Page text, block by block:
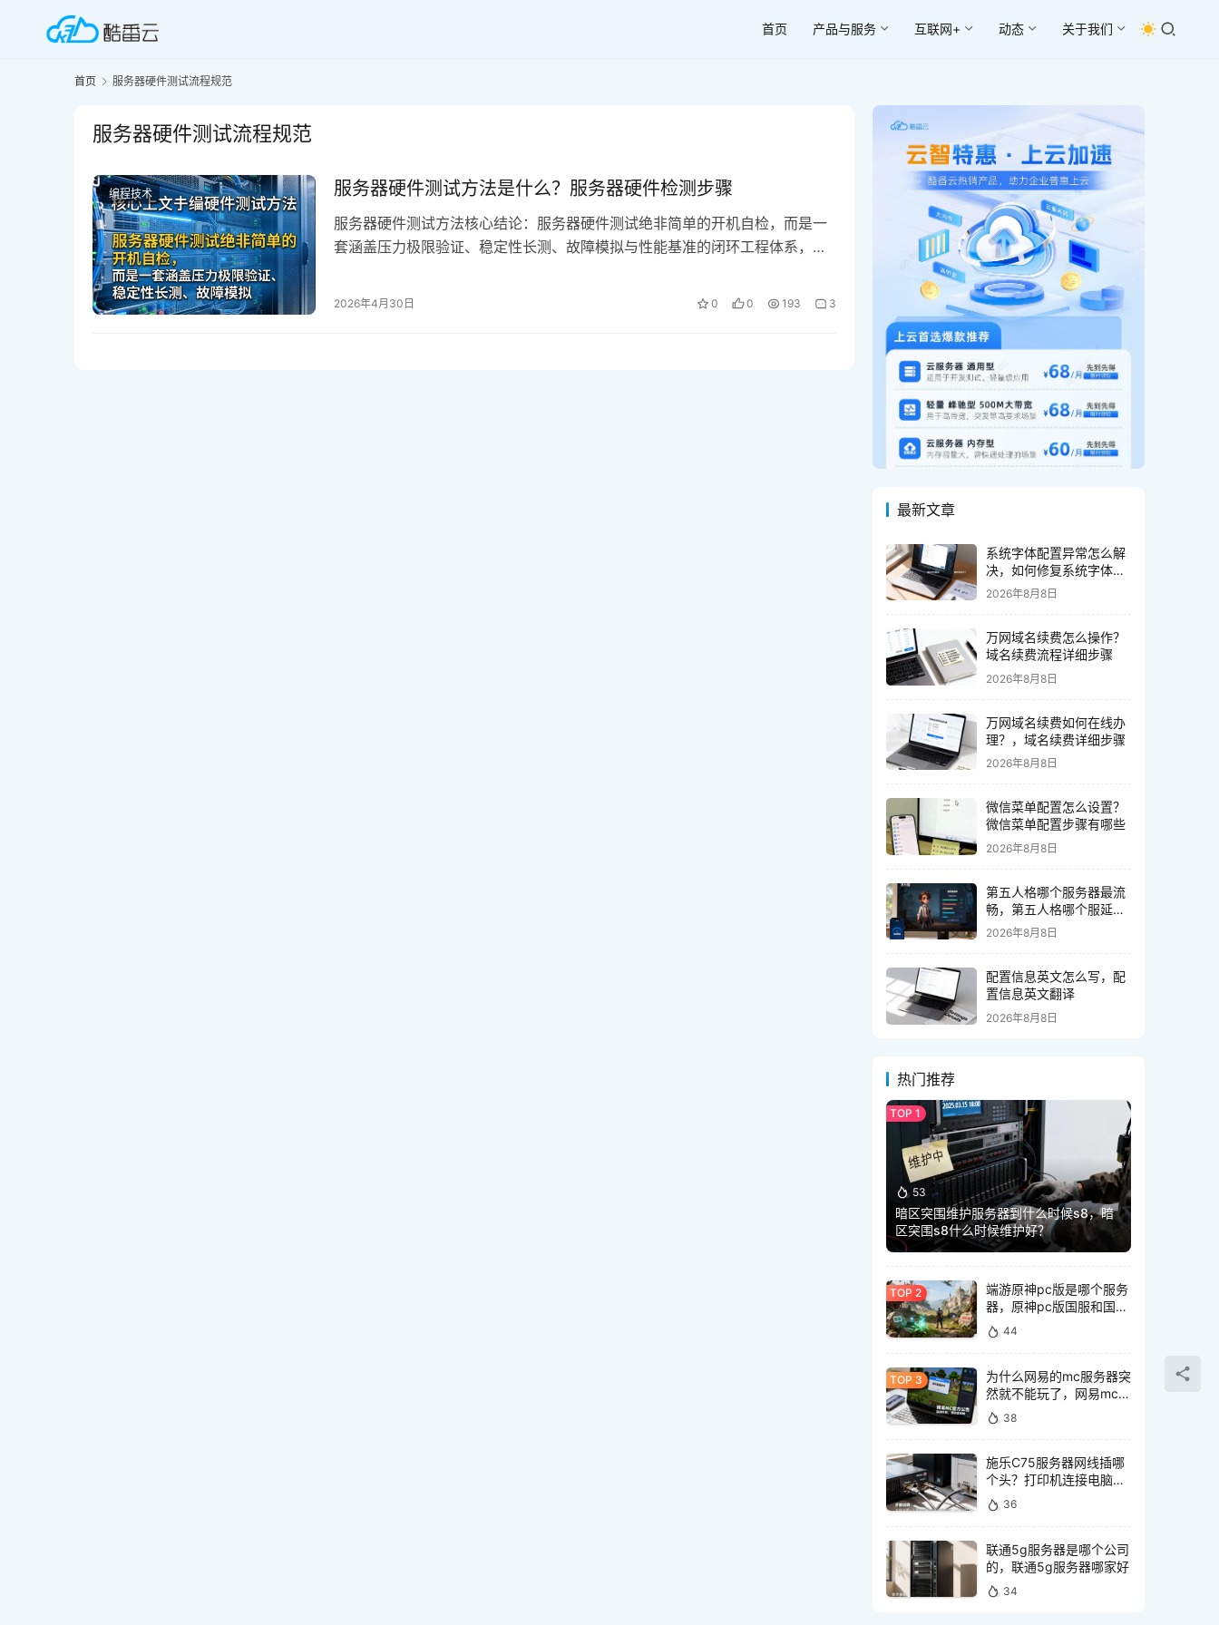
首页 产品与服务 互联网+ 动态 关于我们
首页 服务器硬件测试流程规范
服务器硬件测试流程规范
编程技术 服务器硬件测试方法是什么？服务器硬件检测步骤
服务器硬件测试方法核心结论：服务器硬件测试绝非简单的开机自检，而是一
套涵盖压力极限验证、稳定性长测、故障模拟与性能基准的闭环工程体系，唯
场景下的999% 可用性，对于企业而言，提前识别硬件隐性缺陷是降低运维风
2026年4月30日 0 0 193 3
最新文章
系统字体配置异常怎么解
决，如何修复系统字体配
置异常
2026年8月8日
万网域名续费怎么操作？
域名续费流程详细步骤
2026年8月8日
万网域名续费如何在线办
理？，域名续费详细步骤
2026年8月8日
微信菜单配置怎么设置？
微信菜单配置步骤有哪些
2026年8月8日
第五人格哪个服务器最流
畅，第五人格哪个服延迟
低不卡顿？
2026年8月8日
配置信息英文怎么写，配
置信息英文翻译
2026年8月8日
热门推荐
53
暗区突围维护服务器到什么时候s8，暗
区突围s8什么时候维护好？
端游原神pc版是哪个服务
器，原神pc版国服和国际
服有什么区别
44
为什么网易的mc服务器突
然就不能玩了，网易mc服
务器突然不能玩怎么回事
38
施乐C75服务器网线插哪
个头？打印机连接电脑网
线接口怎么选
36
联通5g服务器是哪个公司
的，联通5g服务器哪家好
34